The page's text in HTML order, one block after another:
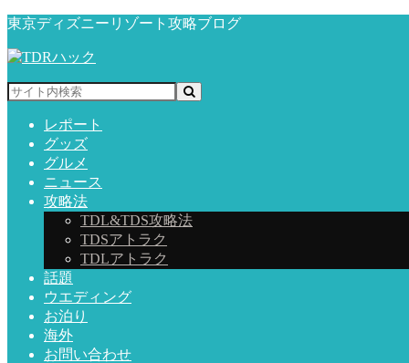
東京ディズニーリゾート攻略ブログ
レポート
グッズ
グルメ
ニュース
攻略法
TDL&TDS攻略法
TDSアトラク
TDLアトラク
話題
ウエディング
お泊り
海外
お問い合わせ